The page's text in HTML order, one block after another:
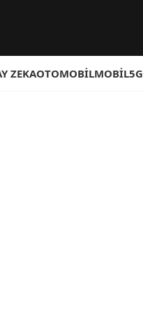
ZEKAOTOMOBILMOBIL5G